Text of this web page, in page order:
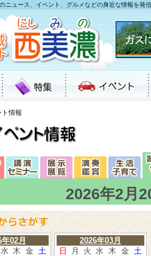
ニュース、イベント、グルメなどの身近な情報を発
情報
2026年2月
02月
水 木 金 土
2026年03月
日
月 火 水 木 金 土